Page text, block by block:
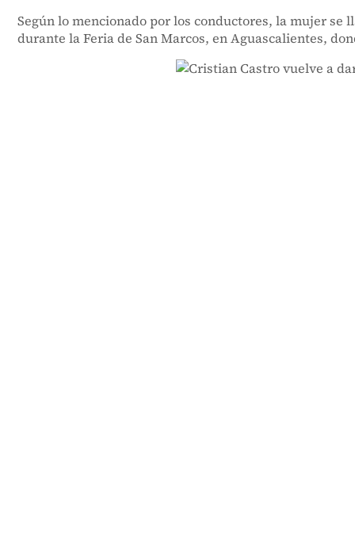
Según lo mencionado por los conductores, la mujer se
durante la Feria de San Marcos, en Aguascalientes,